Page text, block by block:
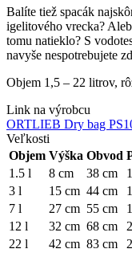
Balíte tiež spacák
igelitového vrecka?
tomu natieklo? S
navyše nespotrebujete
Objem 1,5 – 22 litrov,
Link na výrobcu
ORTLIEB Dry bag
Veľkosti
Objem Výška Obvod
1.5 l
8 cm 38 cm
3 l
15 cm 44 cm
7 l
27 cm 55 cm
12 l
32 cm 68 cm
22 l
42 cm 83 cm